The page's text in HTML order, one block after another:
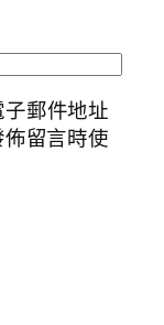
郵件地址
留言時使